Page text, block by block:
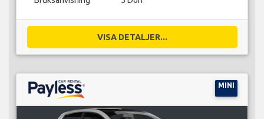
VISA DETALJER...
MINI